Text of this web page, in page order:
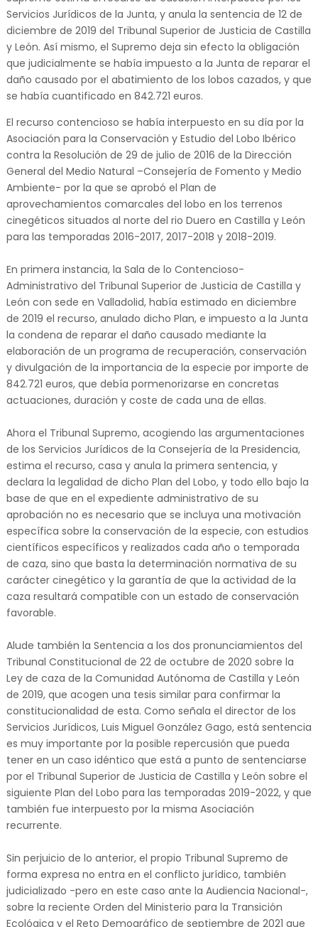
Servicios Jurídicos de la Junta, y anula la sentencia de 12 de
diciembre de 2019 del Tribunal Superior de Justicia de Castilla
y León. Así mismo, el Supremo deja sin efecto la obligación
que judicialmente se había impuesto a la Junta de reparar el
daño causado por el abatimiento de los lobos cazados, y que
se había cuantificado en 842.721 euros.
El recurso contencioso se había interpuesto en su día por la
Asociación para la Conservación y Estudio del Lobo Ibérico
contra la Resolución de 29 de julio de 2016 de la Dirección
General del Medio Natural –Consejería de Fomento y Medio
Ambiente- por la que se aprobó el Plan de
aprovechamientos comarcales del lobo en los terrenos
cinegéticos situados al norte del rio Duero en Castilla y León
para las temporadas 2016-2017, 2017-2018 y 2018-2019.
En primera instancia, la Sala de lo Contencioso-
Administrativo del Tribunal Superior de Justicia de Castilla y
León con sede en Valladolid, había estimado en diciembre
de 2019 el recurso, anulado dicho Plan, e impuesto a la Junta
la condena de reparar el daño causado mediante la
elaboración de un programa de recuperación, conservación
y divulgación de la importancia de la especie por importe de
842.721 euros, que debía pormenorizarse en concretas
actuaciones, duración y coste de cada una de ellas.
Ahora el Tribunal Supremo, acogiendo las argumentaciones
de los Servicios Jurídicos de la Consejería de la Presidencia,
estima el recurso, casa y anula la primera sentencia, y
declara la legalidad de dicho Plan del Lobo, y todo ello bajo la
base de que en el expediente administrativo de su
aprobación no es necesario que se incluya una motivación
específica sobre la conservación de la especie, con estudios
científicos específicos y realizados cada año o temporada
de caza, sino que basta la determinación normativa de su
carácter cinegético y la garantía de que la actividad de la
caza resultará compatible con un estado de conservación
favorable.
Alude también la Sentencia a los dos pronunciamientos del
Tribunal Constitucional de 22 de octubre de 2020 sobre la
Ley de caza de la Comunidad Autónoma de Castilla y León
de 2019, que acogen una tesis similar para confirmar la
constitucionalidad de esta. Como señala el director de los
Servicios Jurídicos, Luis Miguel González Gago, está sentencia
es muy importante por la posible repercusión que pueda
tener en un caso idéntico que está a punto de sentenciarse
por el Tribunal Superior de Justicia de Castilla y León sobre el
siguiente Plan del Lobo para las temporadas 2019-2022, y que
también fue interpuesto por la misma Asociación
recurrente.
Sin perjuicio de lo anterior, el propio Tribunal Supremo de
forma expresa no entra en el conflicto jurídico, también
judicializado -pero en este caso ante la Audiencia Nacional-,
sobre la reciente Orden del Ministerio para la Transición
Ecológica y el Reto Demográfico de septiembre de 2021 que